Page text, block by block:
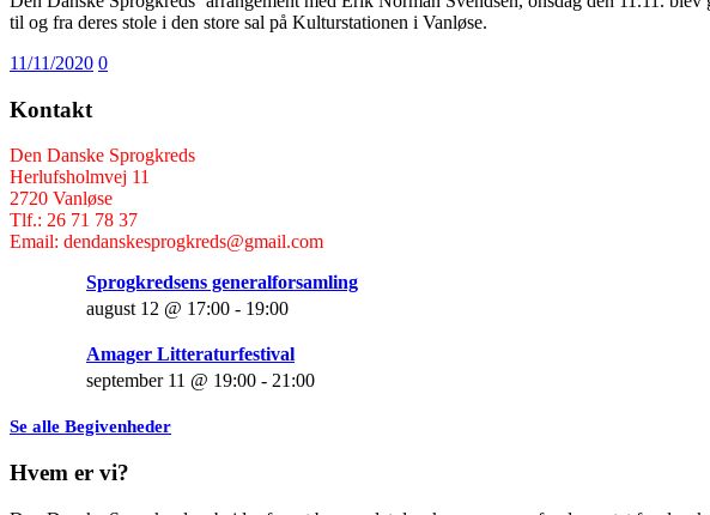
til og fra deres stole i den store sal på Kulturstationen i Vanløse.
11/11/2020 0
Kontakt
Den Danske Sprogkreds
Herlufsholmvej 11
2720 Vanløse
Tlf.: 26 71 78 37
Email: dendanskesprogkreds@gmail.com
Sprogkredsens generalforsamling
august 12 @ 17:00 - 19:00
Amager Litteraturfestival
september 11 @ 19:00 - 21:00
Se alle Begivenheder
Hvem er vi?